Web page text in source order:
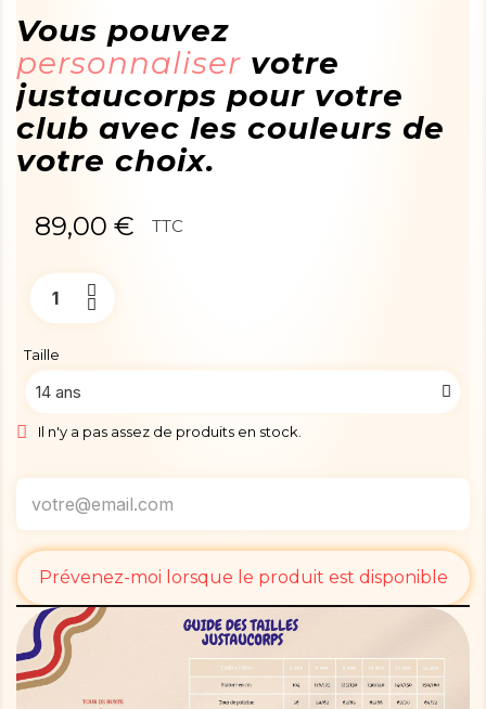
Vous pouvez
personnaliser votre
justaucorps pour votre
club avec les couleurs de
votre choix.
89,00 € TTC
Taille
Il n'y a pas assez de produits en stock.
Prévenez-moi lorsque le produit est disponible